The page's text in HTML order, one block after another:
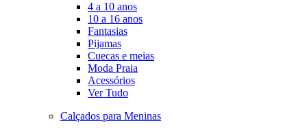
4 a 10 anos
10 a 16 anos
Fantasias
Pijamas
Cuecas e meias
Moda Praia
Acessórios
Ver Tudo
Calçados para Meninas